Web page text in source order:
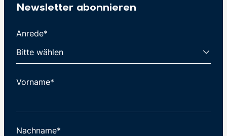
Newsletter abonnieren
Anrede*
Vorname*
Nachname*